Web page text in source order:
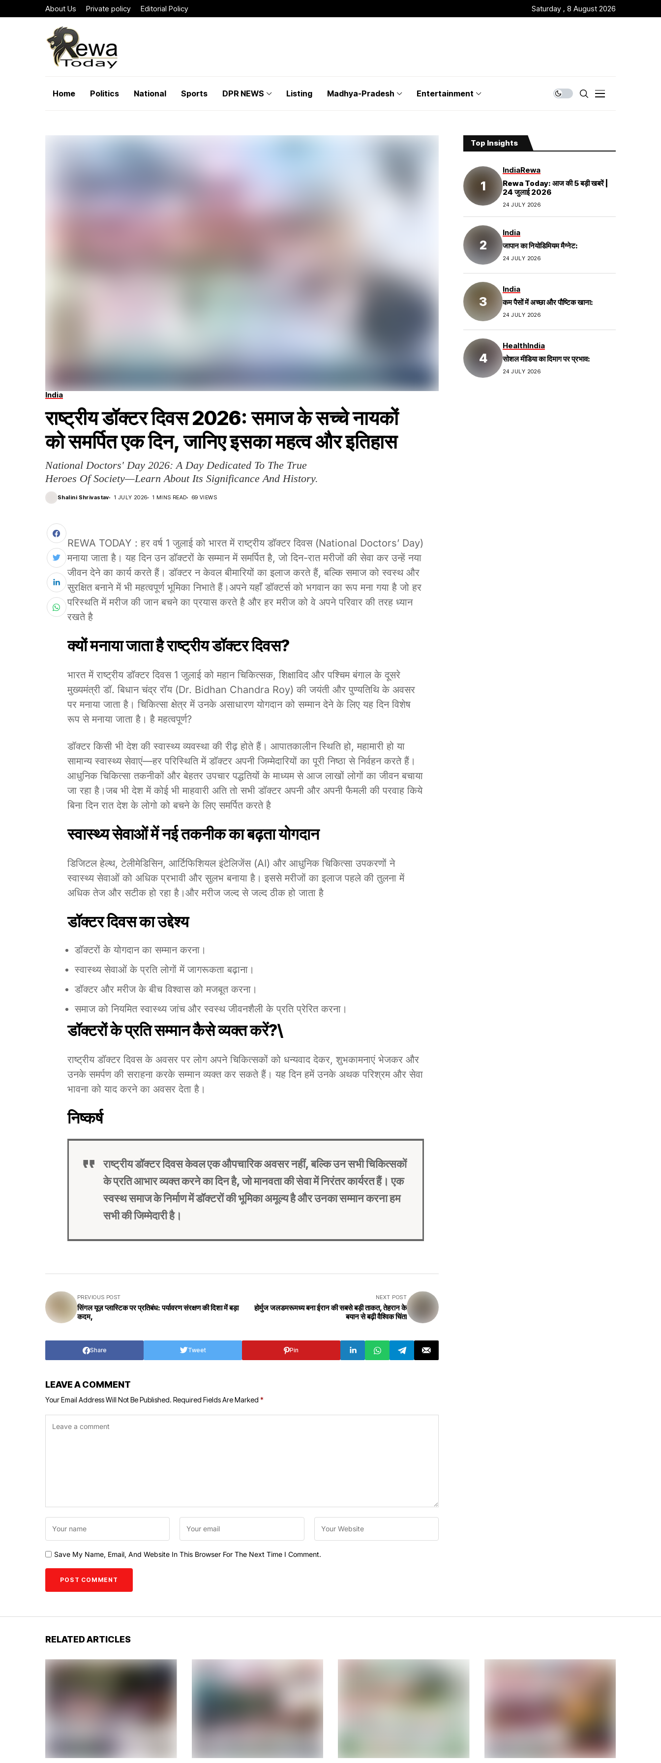
About Us Private policy Editorial Policy Saturday , 8 August 2026
Home Politics National Sports DPR NEWS Listing Madhya-Pradesh Entertainment
India
राष्ट्रीय डॉक्टर दिवस 2026: समाज के सच्चे नायकों
को समर्पित एक दिन, जानिए इसका महत्व और इतिहास
National Doctors' Day 2026: A Day Dedicated To The True
Heroes Of Society—Learn About Its Significance And History.
Shalini Shrivastav 1 JULY 2026 1 MINS READ 69 VIEWS
REWA TODAY : हर वर्ष 1 जुलाई को भारत में राष्ट्रीय डॉक्टर दिवस (National Doctors’ Day)
मनाया जाता है। यह दिन उन डॉक्टरों के सम्मान में समर्पित है, जो दिन-रात मरीजों की सेवा कर उन्हें नया
जीवन देने का कार्य करते हैं। डॉक्टर न केवल बीमारियों का इलाज करते हैं, बल्कि समाज को स्वस्थ और
सुरक्षित बनाने में भी महत्वपूर्ण भूमिका निभाते हैं।अपने यहाँ डॉक्टर्स को भगवान का रूप मना गया है जो हर
परिस्थति में मरीज की जान बचने का प्रयास करते है और हर मरीज को वे अपने परिवार की तरह ध्यान
रखते है
क्यों मनाया जाता है राष्ट्रीय डॉक्टर दिवस?
भारत में राष्ट्रीय डॉक्टर दिवस 1 जुलाई को महान चिकित्सक, शिक्षाविद और पश्चिम बंगाल के दूसरे
मुख्यमंत्री डॉ. बिधान चंद्र रॉय (Dr. Bidhan Chandra Roy) की जयंती और पुण्यतिथि के अवसर
पर मनाया जाता है। चिकित्सा क्षेत्र में उनके असाधारण योगदान को सम्मान देने के लिए यह दिन विशेष
रूप से मनाया जाता है। है महत्वपूर्ण?
डॉक्टर किसी भी देश की स्वास्थ्य व्यवस्था की रीढ़ होते हैं। आपातकालीन स्थिति हो, महामारी हो या
सामान्य स्वास्थ्य सेवाएं—हर परिस्थिति में डॉक्टर अपनी जिम्मेदारियों का पूरी निष्ठा से निर्वहन करते हैं।
आधुनिक चिकित्सा तकनीकों और बेहतर उपचार पद्धतियों के माध्यम से आज लाखों लोगों का जीवन बचाया
जा रहा है।जब भी देश में कोई भी माहवारी अति तो सभी डॉक्टर अपनी और अपनी फैमली की परवाह किये
बिना दिन रात देश के लोगो को बचने के लिए समर्पित करते है
स्वास्थ्य सेवाओं में नई तकनीक का बढ़ता योगदान
डिजिटल हेल्थ, टेलीमेडिसिन, आर्टिफिशियल इंटेलिजेंस (AI) और आधुनिक चिकित्सा उपकरणों ने
स्वास्थ्य सेवाओं को अधिक प्रभावी और सुलभ बनाया है। इससे मरीजों का इलाज पहले की तुलना में
अधिक तेज और सटीक हो रहा है।और मरीज जल्द से जल्द ठीक हो जाता है
डॉक्टर दिवस का उद्देश्य
डॉक्टरों के योगदान का सम्मान करना।
स्वास्थ्य सेवाओं के प्रति लोगों में जागरूकता बढ़ाना।
डॉक्टर और मरीज के बीच विश्वास को मजबूत करना।
समाज को नियमित स्वास्थ्य जांच और स्वस्थ जीवनशैली के प्रति प्रेरित करना।
डॉक्टरों के प्रति सम्मान कैसे व्यक्त करें?\
राष्ट्रीय डॉक्टर दिवस के अवसर पर लोग अपने चिकित्सकों को धन्यवाद देकर, शुभकामनाएं भेजकर और
उनके समर्पण की सराहना करके सम्मान व्यक्त कर सकते हैं। यह दिन हमें उनके अथक परिश्रम और सेवा
भावना को याद करने का अवसर देता है।
निष्कर्ष
राष्ट्रीय डॉक्टर दिवस केवल एक औपचारिक अवसर नहीं, बल्कि उन सभी चिकित्सकों
के प्रति आभार व्यक्त करने का दिन है, जो मानवता की सेवा में निरंतर कार्यरत हैं। एक
स्वस्थ समाज के निर्माण में डॉक्टरों की भूमिका अमूल्य है और उनका सम्मान करना हम
सभी की जिम्मेदारी है।
PREVIOUS POST
सिंगल यूज़ प्लास्टिक पर प्रतिबंध: पर्यावरण संरक्षण की दिशा में बड़ा
कदम,
NEXT POST
होर्मुज जलडमरूमध्य बना ईरान की सबसे बड़ी ताकत, तेहरान के
बयान से बढ़ी वैश्विक चिंता
Share Tweet Pin
LEAVE A COMMENT
Your Email Address Will Not Be Published. Required Fields Are Marked *
Save My Name, Email, And Website In This Browser For The Next Time I Comment.
Top Insights
IndiaRewa
Rewa Today: आज की 5 बड़ी खबरें |
24 जुलाई 2026
24 JULY 2026
India
जापान का नियोडिमियम मैग्नेट:
24 JULY 2026
India
कम पैसों में अच्छा और पौष्टिक खाना:
24 JULY 2026
HealthIndia
सोशल मीडिया का दिमाग पर प्रभाव:
24 JULY 2026
RELATED ARTICLES